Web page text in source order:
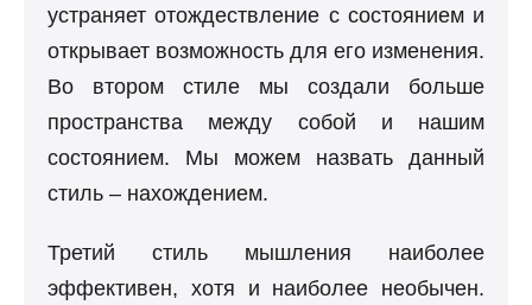
устраняет отождествление с состоянием и
открывает возможность для его изменения.
Во втором стиле мы создали больше
пространства между собой и нашим
состоянием. Мы можем назвать данный
стиль – нахождением.
Третий стиль мышления наиболее
эффективен, хотя и наиболее необычен.